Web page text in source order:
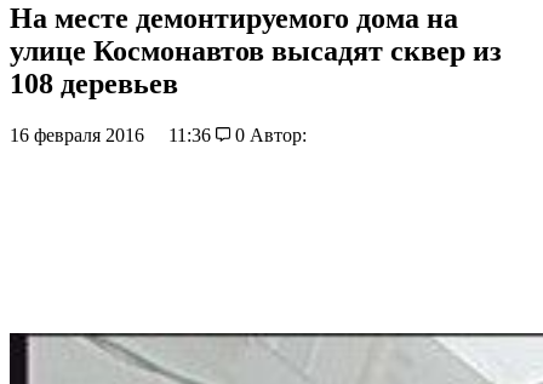
На месте демонтируемого дома на
улице Космонавтов высадят сквер из
108 деревьев
16 февраля 2016 11:36 0 Автор: